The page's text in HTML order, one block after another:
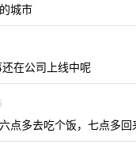
城市
在公司上线中呢
点多去吃个饭，七点多